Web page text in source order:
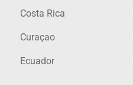
Costa Rica
Curaçao
Ecuador